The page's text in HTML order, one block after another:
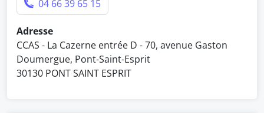
04 66 39 65 15
Adresse
CCAS - La Cazerne entrée D - 70, avenue Gaston
Doumergue, Pont-Saint-Esprit
30130 PONT SAINT ESPRIT